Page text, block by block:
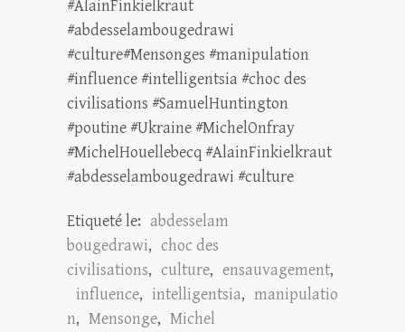
#AlainFinkielkraut
#abdesselambougedrawi
#culture#Mensonges #manipulation
#influence #intelligentsia #choc des
civilisations #SamuelHuntington
#poutine #Ukraine #MichelOnfray
#MichelHouellebecq #AlainFinkielkraut
#abdesselambougedrawi #culture
Etiqueté le: abdesselam
bougedrawi, choc des
civilisations, culture, ensauvagement,
influence, intelligentsia, manipulatio
n, Mensonge, Michel